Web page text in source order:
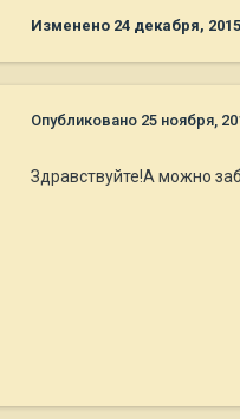
Изменено 24 декабря, 2015
Опубликовано 25 ноября,
Здравствуйте!А можно